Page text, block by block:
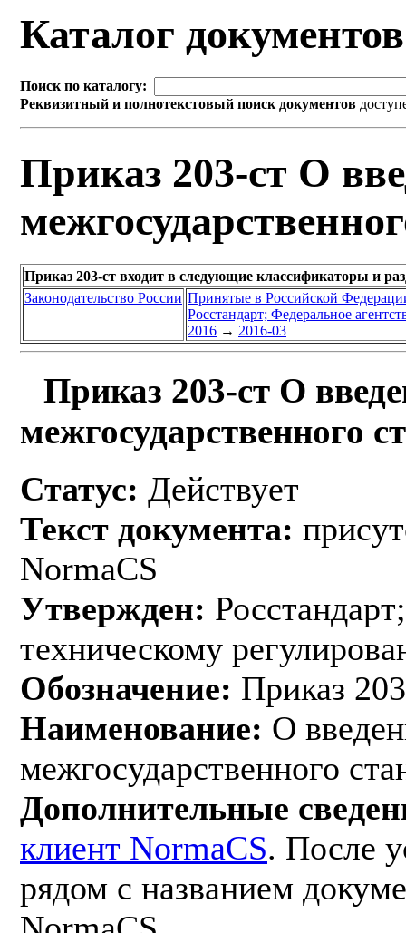
Каталог
Поиск по каталогу:
Реквизитный и полнотекстовый поиск документов
Приказ 203-ст О
Приказ 203-ст входит в следующие классификаторы и
Законодательство России Принятые в Российской
Росстандарт; Федеральное
2016 → 2016-03
Приказ 203-ст О
межгосударственного
Статус: Действует
Текст документа:
NormaCS
Утвержден:
техническому
Обозначение: Приказ
Наименование: О
межгосударственного
Дополнительные
клиент NormaCS. После
рядом с названием